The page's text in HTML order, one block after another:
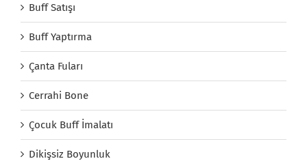
Buff Satışı
Buff Yaptırma
Çanta Fuları
Cerrahi Bone
Çocuk Buff İmalatı
Dikişsiz Boyunluk